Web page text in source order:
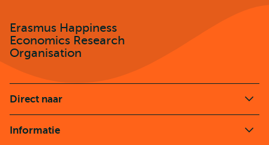
Erasmus Happiness
Economics Research
Organisation
Direct naar
Informatie